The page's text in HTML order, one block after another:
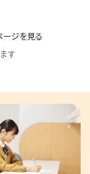
ージを見る
す